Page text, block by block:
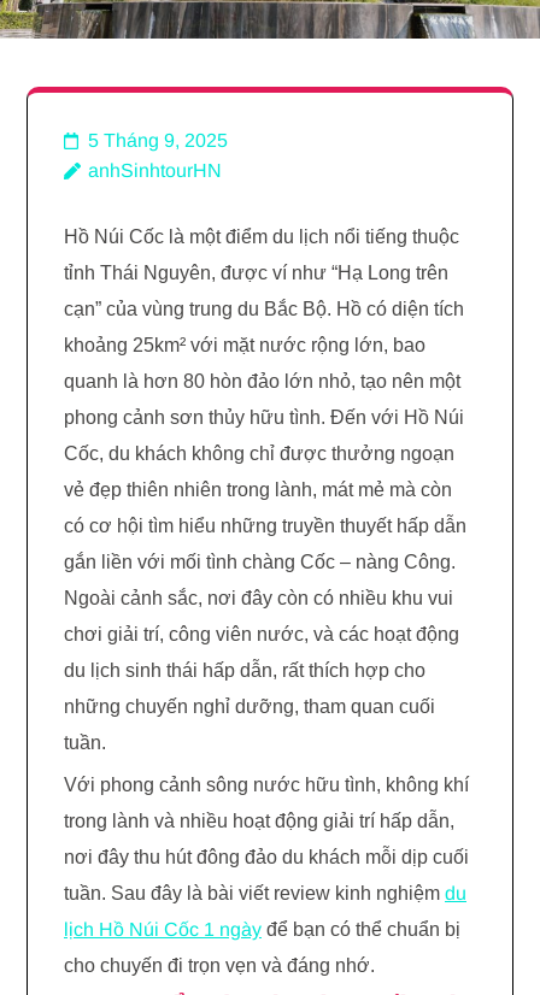
5 Tháng 9, 2025
anhSinhtourHN
Hồ Núi Cốc là một điểm du lịch nổi tiếng thuộc
tỉnh Thái Nguyên, được ví như “Hạ Long trên
cạn” của vùng trung du Bắc Bộ. Hồ có diện tích
khoảng 25km² với mặt nước rộng lớn, bao
quanh là hơn 80 hòn đảo lớn nhỏ, tạo nên một
phong cảnh sơn thủy hữu tình. Đến với Hồ Núi
Cốc, du khách không chỉ được thưởng ngoạn
vẻ đẹp thiên nhiên trong lành, mát mẻ mà còn
có cơ hội tìm hiểu những truyền thuyết hấp dẫn
gắn liền với mối tình chàng Cốc – nàng Công.
Ngoài cảnh sắc, nơi đây còn có nhiều khu vui
chơi giải trí, công viên nước, và các hoạt động
du lịch sinh thái hấp dẫn, rất thích hợp cho
những chuyến nghỉ dưỡng, tham quan cuối
tuần.
Với phong cảnh sông nước hữu tình, không khí
trong lành và nhiều hoạt động giải trí hấp dẫn,
nơi đây thu hút đông đảo du khách mỗi dịp cuối
tuần. Sau đây là bài viết review kinh nghiệm du
lịch Hồ Núi Cốc 1 ngày để bạn có thể chuẩn bị
cho chuyến đi trọn vẹn và đáng nhớ.